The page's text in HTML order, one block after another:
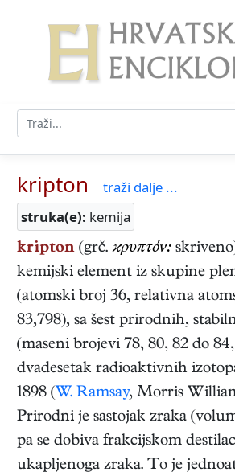
kripton
traži dalje ...
struka(e): kemija
kripton (grč. ϰρυπτόν:
kemijski element iz skupine
(atomski broj 36, relativna
83,798), sa šest prirodnih,
(maseni brojevi 78, 80, 82 do
dvadesetak radioaktivnih
1898 (W. Ramsay, Morris
Prirodni je sastojak zraka
pa se dobiva frakcijskom
ukapljenoga zraka. To je